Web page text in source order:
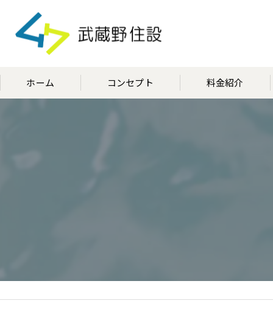
ホーム コンセプト 料金紹介